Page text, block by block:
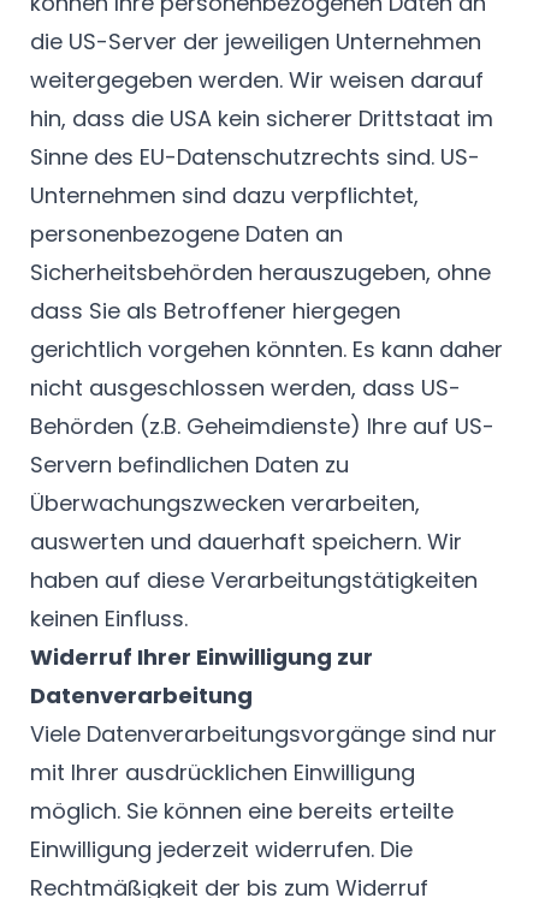
die US-Server der jeweiligen Unternehmen
weitergegeben werden. Wir weisen darauf
hin, dass die USA kein sicherer Drittstaat im
Sinne des EU-Datenschutzrechts sind. US-
Unternehmen sind dazu verpflichtet,
personenbezogene Daten an
Sicherheitsbehörden herauszugeben, ohne
dass Sie als Betroffener hiergegen
gerichtlich vorgehen könnten. Es kann daher
nicht ausgeschlossen werden, dass US-
Behörden (z.B. Geheimdienste) Ihre auf US-
Servern befindlichen Daten zu
Überwachungszwecken verarbeiten,
auswerten und dauerhaft speichern. Wir
haben auf diese Verarbeitungstätigkeiten
keinen Einfluss.
Widerruf Ihrer Einwilligung zur
Datenverarbeitung
Viele Datenverarbeitungsvorgänge sind nur
mit Ihrer ausdrücklichen Einwilligung
möglich. Sie können eine bereits erteilte
Einwilligung jederzeit widerrufen. Die
Rechtmäßigkeit der bis zum Widerruf